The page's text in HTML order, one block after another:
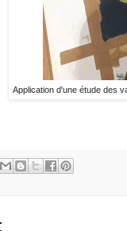
Application d'une étude des